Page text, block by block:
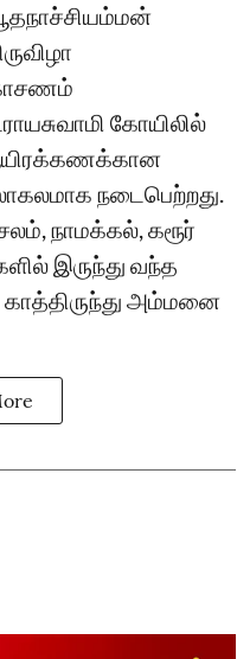
கோயிலில்
நடைபெற்றது.
நாமக்கல், கரூர்
இருந்து வந்த
அம்மனை